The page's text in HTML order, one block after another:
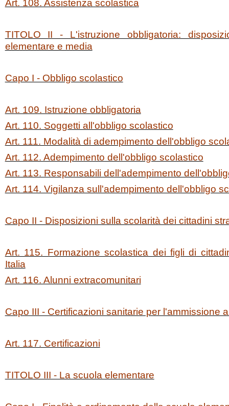
Art. 108. Assistenza scolastica
TITOLO II - L'istruzione obbligatoria:
elementare e media
Capo I - Obbligo scolastico
Art. 109. Istruzione obbligatoria
Art. 110. Soggetti all'obbligo scolastico
Art. 111. Modalità di adempimento dell'obbligo
Art. 112. Adempimento dell'obbligo scolastico
Art. 113. Responsabili dell'adempimento
Art. 114. Vigilanza sull'adempimento dell'obbligo
Capo II - Disposizioni sulla scolarità dei cittadini
Art. 115. Formazione scolastica dei figli di
Italia
Art. 116. Alunni extracomunitari
Capo III - Certificazioni sanitarie per l'ammissione
Art. 117. Certificazioni
TITOLO III - La scuola elementare